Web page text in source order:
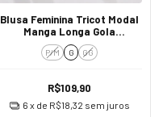
Blusa Feminina Tricot Modal
Manga Longa Gola
Trabalhada Caramelo
P/M G GG
R$109,90
6 x de R$18,32 sem juros